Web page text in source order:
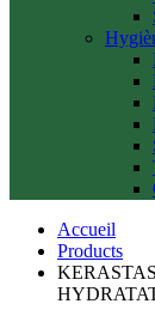
Accueil
Products